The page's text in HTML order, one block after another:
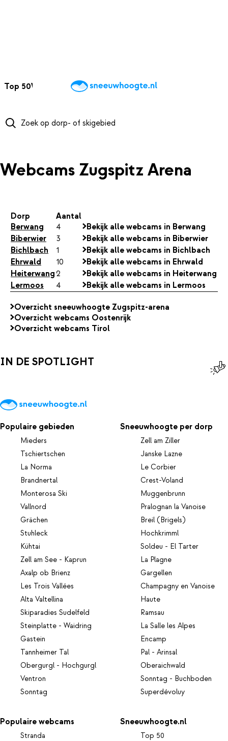
Top 50Webcams WintersportweerKaarten
Webcams Zugspitz Arena
Dorp
Aantal
Berwang
4
Bekijk alle webcams in Berwang
Biberwier
3
Bekijk alle webcams in Biberwier
Bichlbach
1
Bekijk alle webcams in Bichlbach
Ehrwald
10
Bekijk alle webcams in Ehrwald
Heiterwang2
Bekijk alle webcams in Heiterwang
Lermoos
4 Bekijk alle webcams in Lermoos
Overzicht sneeuwhoogte Zugspitz-arena
Overzicht webcams Oostenrijk
Overzicht webcams Tirol
IN DE SPOTLIGHT
Populaire gebieden
Mieders
Tschiertschen
La Norma
Brandnertal
Monterosa Ski
Vallnord
Grächen
Stuhleck
Kühtai
Zell am See - Kaprun
Axalp ob Brienz
Les Trois Vallées
Alta Valtellina
Skiparadies Sudelfeld
Steinplatte - Waidring
Gastein
Tannheimer Tal
Obergurgl - Hochgurgl
Ventron
Sonntag
Sneeuwhoogte per dorp
Zell am Ziller
Janske Lazne
Le Corbier
Crest-Voland
Muggenbrunn
Pralognan la Vanoise
Breil (Brigels)
Hochkrimml
Soldeu - El Tarter
La Plagne
Gargellen
Champagny en Vanoise
Haute
Ramsau
La Salle les Alpes
Encamp
Pal - Arinsal
Oberaichwald
Sonntag - Buchboden
Superdévoluy
Populaire webcams
Stranda
Sneeuwhoogte.nl
Top 50